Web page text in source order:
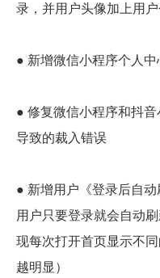
录，并用户头像加上用
● 新增微信小程序个人
● 修复微信小程序和抖
导致的裁入错误
● 新增用户《登录后自
用户只要登录就会自动
现每次打开首页显示不
越明显）